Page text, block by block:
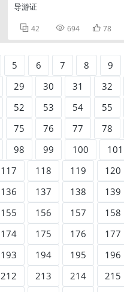
导游证
 42  694  78
5 6 7 8 9
29 30 31 32
52 53 54 55
75 76 77 78
98 99 100 101
117 118 119 120
136 137 138 139
155 156 157 158
174 175 176 177
193 194 195 196
212 213 214 215